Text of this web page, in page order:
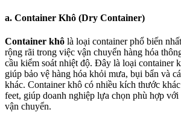
a. Container Khô (Dry Container)
Container khô là loại container phổ biến
rộng rãi trong việc vận chuyển hàng hóa
cầu kiểm soát nhiệt độ. Đây là loại container
giúp bảo vệ hàng hóa khỏi mưa, bụi bẩn và
khác. Container khô có nhiều kích thước
feet, giúp doanh nghiệp lựa chọn phù hợp
vận chuyển.